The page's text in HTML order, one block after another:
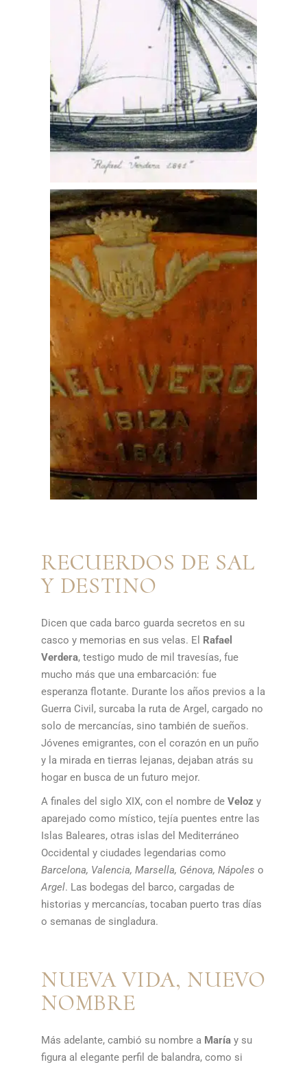
RECUERDOS DE SAL
Y DESTINO
Dicen que cada barco guarda secretos en su
casco y memorias en sus velas. El Rafael
Verdera, testigo mudo de mil travesías, fue
mucho más que una embarcación: fue
esperanza flotante. Durante los años previos a la
Guerra Civil, surcaba la ruta de Argel, cargado no
solo de mercancías, sino también de sueños.
Jóvenes emigrantes, con el corazón en un puño
y la mirada en tierras lejanas, dejaban atrás su
hogar en busca de un futuro mejor.
A finales del siglo XIX, con el nombre deVeloz y
aparejado como místico, tejía puentes entre las
Islas Baleares, otras islas del Mediterráneo
Occidental y ciudades legendarias como
Barcelona, Valencia, Marsella, Génova, Nápoles o
Argel. Las bodegas del barco, cargadas de
historias y mercancías, tocaban puerto tras días
o semanas de singladura.
NUEVA VIDA, NUEVO
NOMBRE
Más adelante, cambió su nombre a María y su
figura al elegante perfil de balandra, como si